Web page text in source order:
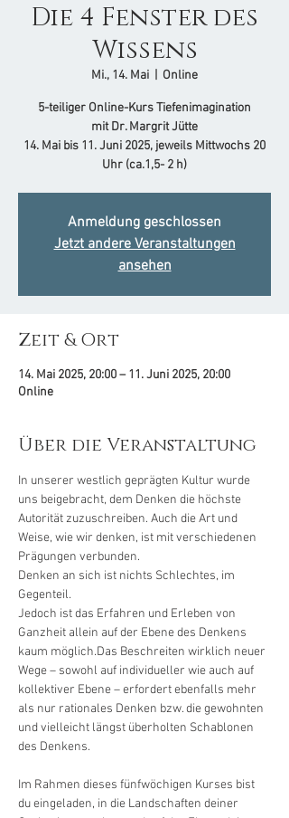
Die 4 Fenster des
Wissens
Mi., 14. Mai Online
5-teiliger Online-Kurs Tiefenimagination
mit Dr. Margrit Jütte​
14. Mai bis 11. Juni 2025, jeweils Mittwochs 20
Uhr (ca.1,5- 2 h)
Anmeldung geschlossen
Jetzt andere Veranstaltungen
ansehen
Zeit & Ort
14. Mai 2025, 20:00 – 11. Juni 2025, 20:00
Online
Über die Veranstaltung
In unserer westlich geprägten Kultur wurde
uns beigebracht, dem Denken die höchste
Autorität zuzuschreiben. Auch die Art und
Weise, wie wir denken, ist mit verschiedenen
Prägungen verbunden.
Denken an sich ist nichts Schlechtes, im
Gegenteil.
Jedoch ist das Erfahren und Erleben von
Ganzheit allein auf der Ebene des Denkens
kaum möglich.Das Beschreiten wirklich neuer
Wege – sowohl auf individueller wie auch auf
kollektiver Ebene – erfordert ebenfalls mehr
als nur rationales Denken bzw. die gewohnten
und vielleicht längst überholten Schablonen
des Denkens.
Im Rahmen dieses fünfwöchigen Kurses bist
du eingeladen, in die Landschaften deiner